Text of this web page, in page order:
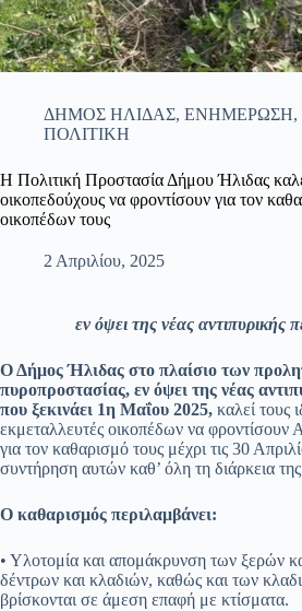
ΔΗΜΟΣ ΗΛΙΔΑΣ, ΕΝΗΜΕΡΩΣΗ,
ΠΟΛΙΤΙΚΗ
Η Πολιτική Προστασία Δήμου Ήλιδας
οικοπεδούχους να φροντίσουν για τον
οικοπέδων τους
2 Απριλίου, 2025
εν όψει της νέας αντιπυρικής
Ο Δήμος Ήλιδας στο πλαίσιο των
πυροπροστασίας, εν όψει της νέας
που ξεκινάει 1η Μαΐου 2025, καλεί τους
εκμεταλλευτές οικοπέδων να φροντίσουν
για τον καθαρισμό τους μέχρι τις 30
συντήρηση αυτών καθ’ όλη τη διάρκεια της
Ο καθαρισμός περιλαμβάνει:
• Υλοτομία και απομάκρυνση των ξερών
δέντρων και κλαδιών, καθώς και των
βρίσκονται σε άμεση επαφή με κτίσματα.